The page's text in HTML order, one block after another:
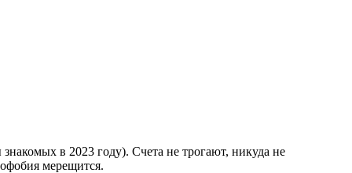
в 2023 году). Счета не трогают, никуда не
мерещится.